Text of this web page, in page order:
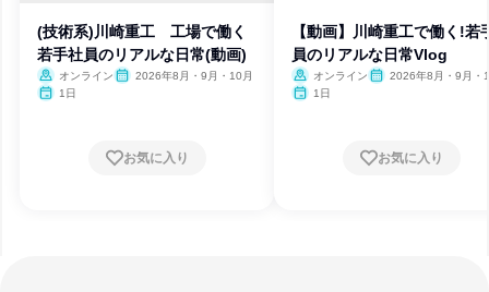
(技術系)川崎重工 工場で働く
若手社員のリアルな日常(動画)
オンライン
2026年8月・9月・10月
1日
お気に入り
【動画】川崎重工で働く!若
員のリアルな日常Vlog
オンライン
2026年8月・9月・
1日
お気に入り